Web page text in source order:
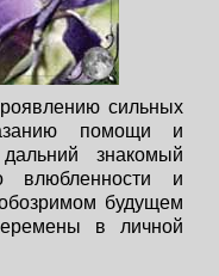
сильных
помощи и
знакомый
влюбленности и
будущем
в личной